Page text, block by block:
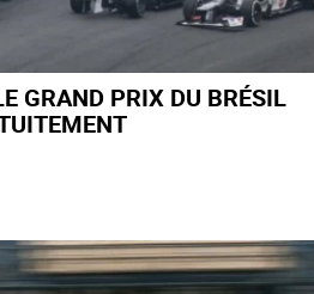
GRAND PRIX DU BRÉSIL